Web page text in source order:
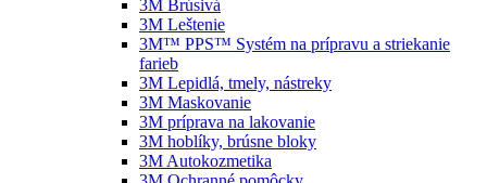
3M Brúsivá
3M Leštenie
3M™ PPS™ Systém na prípravu a striekanie
farieb
3M Lepidlá, tmely, nástreky
3M Maskovanie
3M príprava na lakovanie
3M hoblíky, brúsne bloky
3M Autokozmetika